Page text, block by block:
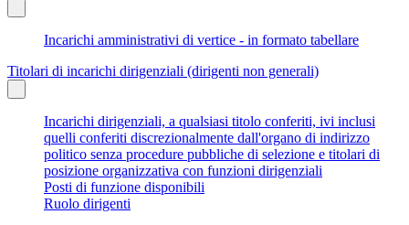
Incarichi amministrativi di vertice - in formato tabellare
Titolari di incarichi dirigenziali (dirigenti non generali)
Incarichi dirigenziali, a qualsiasi titolo conferiti, ivi inclusi
quelli conferiti discrezionalmente dall'organo di indirizzo
politico senza procedure pubbliche di selezione e titolari di
posizione organizzativa con funzioni dirigenziali
Posti di funzione disponibili
Ruolo dirigenti